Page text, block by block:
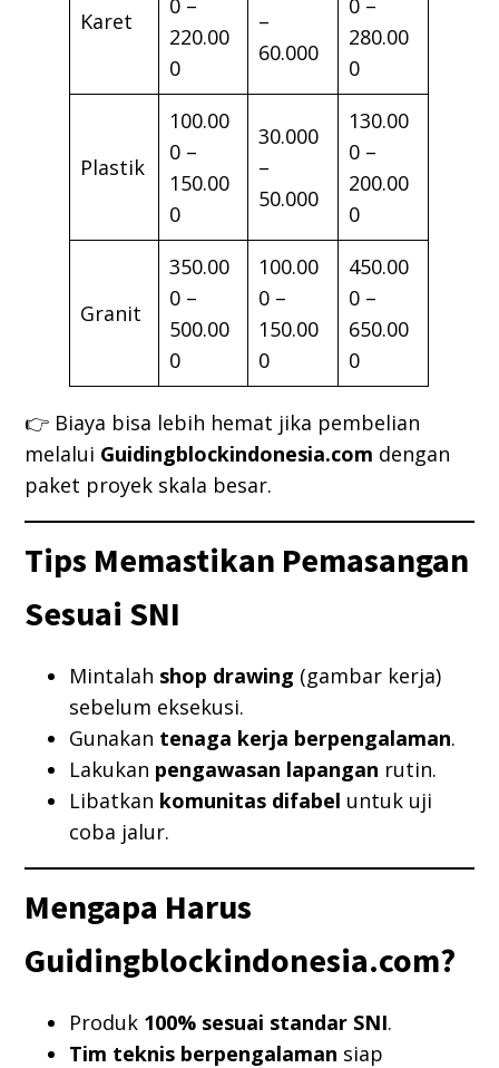
Karet
220.00
0
–
60.000
280.00
0
Plastik
100.00
0 –
150.00
0
30.000
–
50.000
130.00
0 –
200.00
0
Granit
350.00
0 –
500.00
0
100.00
0 –
150.00
0
450.00
0 –
650.00
0
👉 Biaya bisa lebih hemat jika pembelian
melalui Guidingblockindonesia.com dengan
paket proyek skala besar.
Tips Memastikan Pemasangan
Sesuai SNI
Mintalah shop drawing (gambar kerja)
sebelum eksekusi.
Gunakan tenaga kerja berpengalaman.
Lakukan pengawasan lapangan rutin.
Libatkan komunitas difabel untuk uji
coba jalur.
Mengapa Harus
Guidingblockindonesia.com?
Produk 100% sesuai standar SNI.
Tim teknis berpengalaman siap